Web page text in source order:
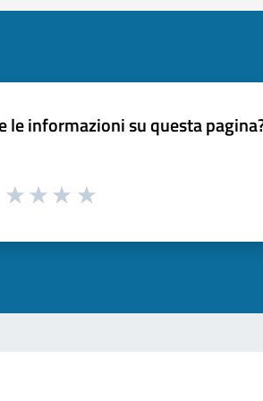
le informazioni su questa